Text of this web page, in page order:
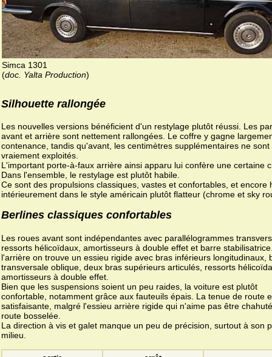
Simca 1301
(doc. Yalta Production)
Silhouette rallongée
Les nouvelles versions bénéficient d'un restylage plutôt réussi. Les
avant et arrière sont nettement rallongées. Le coffre y gagne
contenance, tandis qu'avant, les centimètres supplémentaires ne sont
vraiement exploités.
L'important porte-à-faux arrière ainsi apparu lui confère une certaine
Dans l'ensemble, le restylage est plutôt habile.
Ce sont des propulsions classiques, vastes et confortables, et encore
intérieurement dans le style américain plutôt flatteur (chrome et sky
Berlines classiques confortables
Les roues avant sont indépendantes avec parallélogrammes
ressorts hélicoïdaux, amortisseurs à double effet et barre
l'arrière on trouve un essieu rigide avec bras inférieurs longitudinaux,
transversale oblique, deux bras supérieurs articulés, ressorts
amortisseurs à double effet.
Bien que les suspensions soient un peu raides, la voiture est plutôt
confortable, notamment grâce aux fauteuils épais. La tenue de route
satisfaisante, malgré l'essieu arrière rigide qui n'aime pas être
route bosselée.
La direction à vis et galet manque un peu de précision, surtout à son
milieu.